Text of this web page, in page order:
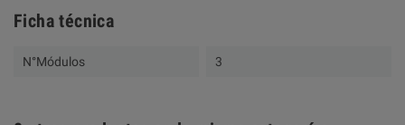
Ficha técnica
N°Módulos 3